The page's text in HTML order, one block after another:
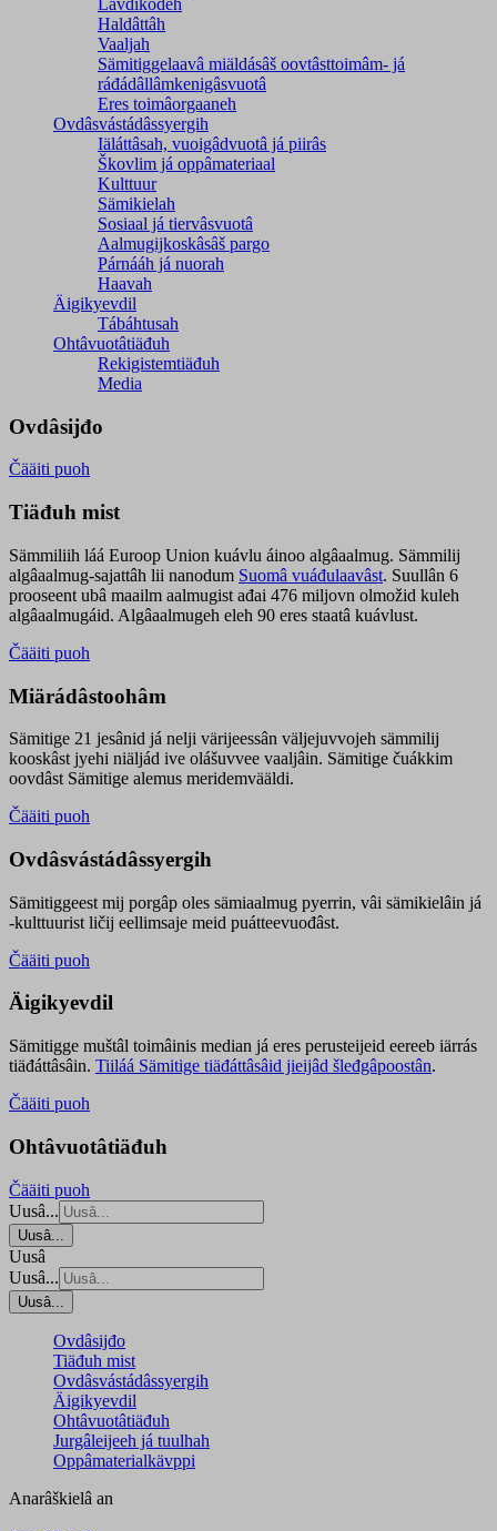
Lävdikodeh
Haldâttâh
Vaaljah
Sämitiggelaavâ miäldásâš oovtâsttoimâm- já
ráđádâllâmkenigâsvuotâ
Eres toimâorgaaneh
Ovdâsvástádâssyergih
Iäláttâsah, vuoigâdvuotâ já piirâs
Škovlim já oppâmateriaal
Kulttuur
Sämikielah
Sosiaal já tiervâsvuotâ
Aalmugijkoskâsâš pargo
Párnááh já nuorah
Haavah
Äigikyevdil
Tábáhtusah
Ohtâvuotâtiäđuh
Rekigistemtiäđuh
Media
Ovdâsijđo
Čääiti puoh
Tiäđuh mist
Sämmiliih láá Euroop Union kuávlu áinoo algâaalmug. Sämmilij
algâaalmug-sajattâh lii nanodum Suomâ vuáđulaavâst. Suullân 6
prooseent ubâ maailm aalmugist ađai 476 miljovn olmožid kuleh
algâaalmugáid. Algâaalmugeh eleh 90 eres staatâ kuávlust.
Čääiti puoh
Miärádâstoohâm
Sämitige 21 jesânid já nelji värijeessân väljejuvvojeh sämmilij
kooskâst jyehi niäljád ive olášuvvee vaaljâin. Sämitige čuákkim
oovdâst Sämitige alemus meridemvääldi.
Čääiti puoh
Ovdâsvástádâssyergih
Sämitiggeest mij porgâp oles sämiaalmug pyerrin, vâi sämikielâin já
-kulttuurist ličij eellimsaje meid puátteevuođâst.
Čääiti puoh
Äigikyevdil
Sämitigge muštâl toimâinis median já eres perusteijeid eereeb iärrás
tiäđáttâsâin. Tiiláá Sämitige tiäđáttâsâid jieijâd šleđgâpoostân.
Čääiti puoh
Ohtâvuotâtiäđuh
Čääiti puoh
Uusâ...
Uusâ...
Uusâ
Uusâ...
Uusâ...
Ovdâsijđo
Tiäđuh mist
Ovdâsvástádâssyergih
Äigikyevdil
Ohtâvuotâtiäđuh
Jurgâleijeeh já tuulhah
Oppâmaterialkävppi
Anarâškielâ an